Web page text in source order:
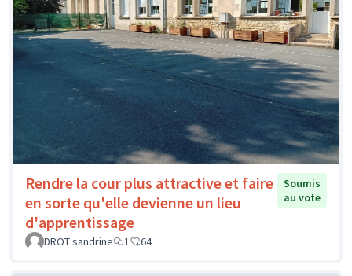
Rendre la cour plus attractive et faire
en sorte qu'elle devienne un lieu
d'apprentissage
Soumis
au vote
DROT sandrine 1 64